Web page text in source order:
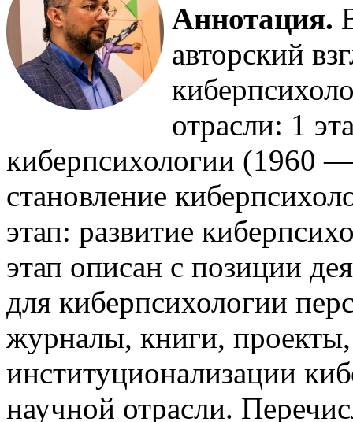
Аннотация.
авторский
отрасли: 1
киберпсихологии (1960
становление
этап: развитие
этап описан с позиции
для киберпсихологии
журналы, книги,
институционализации
научной отрасли.